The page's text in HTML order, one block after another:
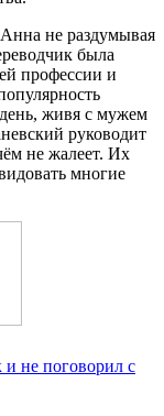
не раздумывая
была
профессии и
живя с мужем
руководит
не жалеет. Их
многие
не поговорил с